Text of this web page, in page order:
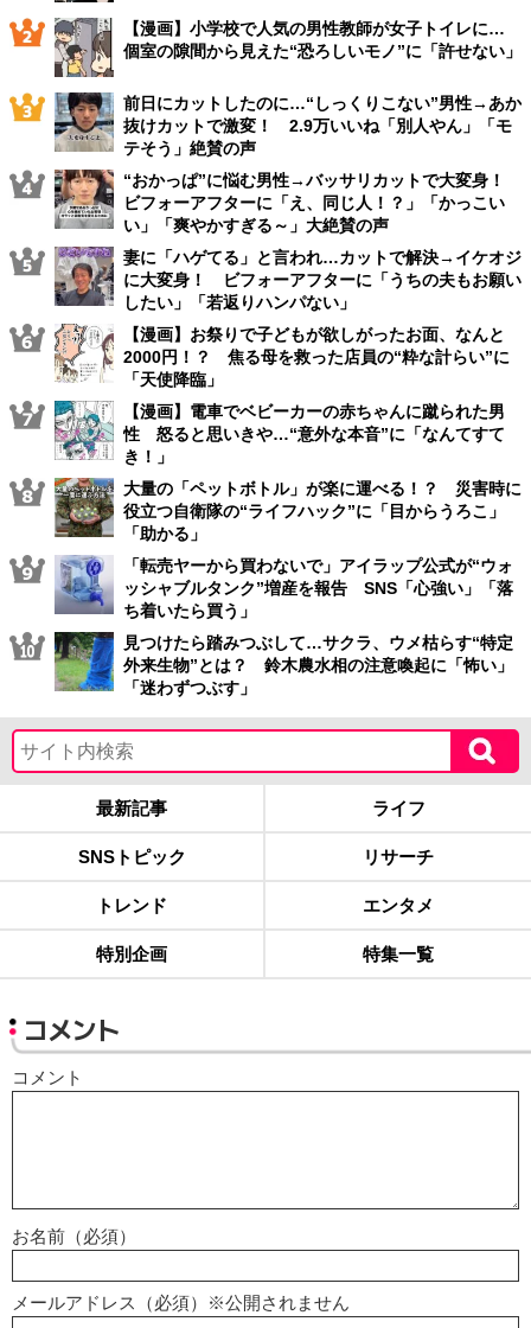
【漫画】小学校で人気の男性教師が女子トイレに…
個室の隙間から見えた“恐ろしいモノ”に「許せない」
前日にカットしたのに…“しっくりこない”男性→あか
抜けカットで激変！ 2.9万いいね「別人やん」「モ
テそう」絶賛の声
“おかっぱ”に悩む男性→バッサリカットで大変身！
ビフォーアフターに「え、同じ人！？」「かっこい
い」「爽やかすぎる～」大絶賛の声
妻に「ハゲてる」と言われ…カットで解決→イケオジ
に大変身！ ビフォーアフターに「うちの夫もお願い
したい」「若返りハンパない」
【漫画】お祭りで子どもが欲しがったお面、なんと
2000円！？ 焦る母を救った店員の“粋な計らい”に
「天使降臨」
【漫画】電車でベビーカーの赤ちゃんに蹴られた男
性 怒ると思いきや…“意外な本音”に「なんてすて
き！」
大量の「ペットボトル」が楽に運べる！？ 災害時に
役立つ自衛隊の“ライフハック”に「目からうろこ」
「助かる」
「転売ヤーから買わないで」アイラップ公式が“ウォ
ッシャブルタンク”増産を報告 SNS「心強い」「落
ち着いたら買う」
見つけたら踏みつぶして…サクラ、ウメ枯らす“特定
外来生物”とは？ 鈴木農水相の注意喚起に「怖い」
「迷わずつぶす」
最新記事 ライフ
SNSトピック リサーチ
トレンド エンタメ
特別企画 特集一覧
コメント
コメント
お名前（必須）
メールアドレス（必須）※公開されません